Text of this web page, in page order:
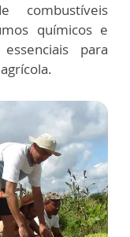
combustíveis
químicos e
para